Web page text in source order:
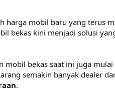
harga mobil baru yang terus
bekas kini menjadi solusi
mobil bekas saat ini juga
semakin banyak dealer
.